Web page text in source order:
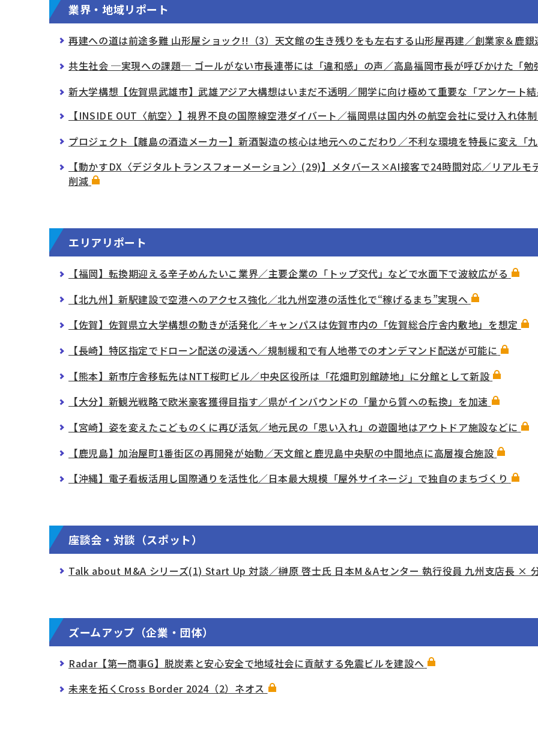
業界・地域リポート
再建への道は前途多難 山形屋ショック!!（3）天文館の生き残りをも左右する山形屋再建／創業家＆鹿
共生社会 ─実現への課題─ ゴールがない市長連帯には「違和感」の声／高島福岡市長が呼びかけた「
新大学構想【佐賀県武雄市】武雄アジア大構想はいまだ不透明／開学に向け極めて重要な「アンケート
【INSIDE OUT〈航空〉】視界不良の国際線空港ダイバート／福岡県は国内外の航空会社に受け入れ体
プロジェクト【離島の酒造メーカー】新酒製造の核心は地元へのこだわり／不利な環境を特長に変え「
【動かすDX〈デジタルトランスフォーメーション〉(29)】メタバース×AI接客で24時間対応／リアル
削減
エリアリポート
【福岡】転換期迎える辛子めんたいこ業界／主要企業の「トップ交代」などで水面下で波紋広がる
【北九州】新駅建設で空港へのアクセス強化／北九州空港の活性化で“稼げるまち”実現へ
【佐賀】佐賀県立大学構想の動きが活発化／キャンパスは佐賀市内の「佐賀総合庁舎内敷地」を想定
【長崎】特区指定でドローン配送の浸透へ／規制緩和で有人地帯でのオンデマンド配送が可能に
【熊本】新市庁舎移転先はNTT桜町ビル／中央区役所は「花畑町別館跡地」に分館として新設
【大分】新観光戦略で欧米豪客獲得目指す／県がインバウンドの「量から質への転換」を加速
【宮崎】姿を変えたこどものくに再び活気／地元民の「思い入れ」の遊園地はアウトドア施設などに
【鹿児島】加治屋町1番街区の再開発が始動／天文館と鹿児島中央駅の中間地点に高層複合施設
【沖縄】電子看板活用し国際通りを活性化／日本最大規模「屋外サイネージ」で独自のまちづくり
座談会・対談（スポット）
Talk about M&A シリーズ(1) Start Up 対談／榊原 啓士氏 日本M＆Aセンター 執行役員 九州支店長 ×
ズームアップ（企業・団体）
Radar【第一商事G】脱炭素と安心安全で地域社会に貢献する免震ビルを建設へ
未来を拓くCross Border 2024（2）ネオス